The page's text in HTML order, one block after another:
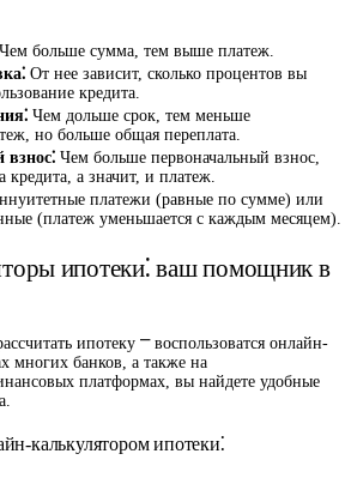
Чем больше сумма, тем выше платеж.
От нее зависит, сколько процентов вы
кредита.
Чем дольше срок, тем меньше
но больше общая переплата.
Чем больше первоначальный взнос,
а значит, и платеж.
платежи (равные по сумме) или
(платеж уменьшается с каждым месяцем).
ипотеки⁚ ваш помощник в
ипотеку ⎻ воспользоватся онлайн-
многих банков, а также на
платформах, вы найдете удобные
калькулятором ипотеки⁚